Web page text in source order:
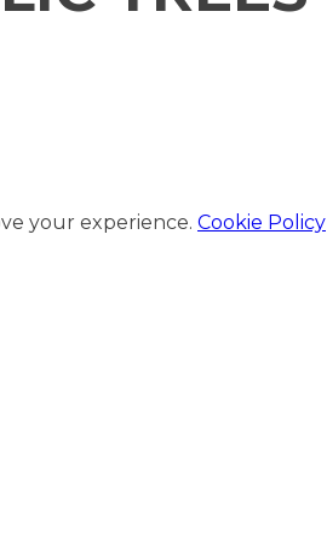
your experience. Cookie Policy